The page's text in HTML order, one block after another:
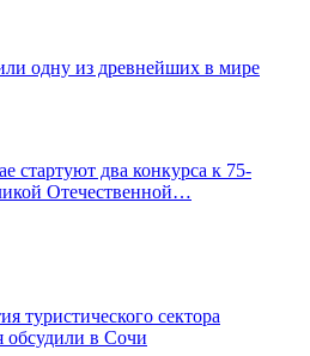
одну из древнейших в мире
стартуют два конкурса к 75-
Отечественной…
туристического сектора
обсудили в Сочи